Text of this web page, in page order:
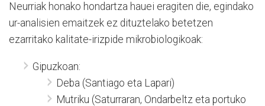
Neurriak honako hondartza hauei eragiten die, egindako
ur-analisien emaitzek ez dituztelako betetzen
ezarritako kalitate-irizpide mikrobiologikoak:
Gipuzkoan:
Deba (Santiago eta Lapari)
Mutriku (Saturraran, Ondarbeltz eta portuko